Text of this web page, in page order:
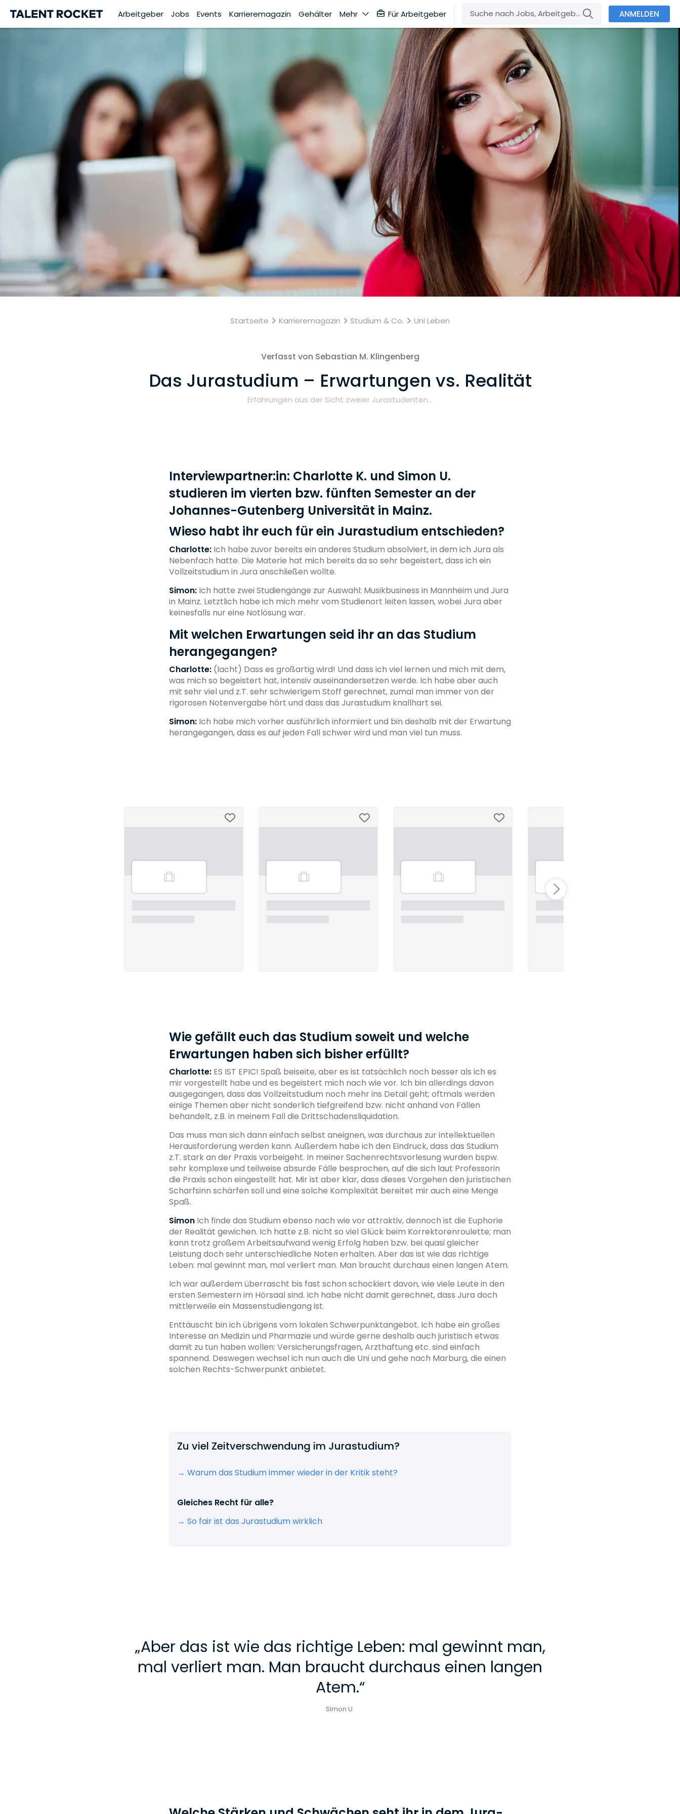
Arbeitgeber Jobs Events Karrieremagazin Gehälter Mehr Für Arbeitgeber ANMELDEN
Startseite Karrieremagazin Studium & Co. Uni Leben
Verfasst von Sebastian M. Klingenberg
Das Jurastudium – Erwartungen vs. Realität
Erfahrungen aus der Sicht zweier Jurastudenten...
Interviewpartner:in: Charlotte K. und Simon U.
studieren im vierten bzw. fünften Semester an der
Johannes-Gutenberg Universität in Mainz.
Wieso habt ihr euch für ein Jurastudium entschieden?
Charlotte:Ich habe zuvor bereits ein anderes Studium absolviert, in dem ich Jura als
Nebenfach hatte. Die Materie hat mich bereits da so sehr begeistert, dass ich ein
Vollzeitstudium in Jura anschließen wollte.
Simon:Ich hatte zwei Studiengänge zur Auswahl: Musikbusiness in Mannheim und Jura
in Mainz. Letztlich habe ich mich mehr vom Studienort leiten lassen, wobei Jura aber
keinesfalls nur eine Notlösung war.
Mit welchen Erwartungen seid ihr an das Studium
herangegangen?
Charlotte:(lacht) Dass es großartig wird! Und dass ich viel lernen und mich mit dem,
was mich so begeistert hat, intensiv auseinandersetzen werde. Ich habe aber auch
mit sehr viel und z.T. sehr schwierigem Stoff gerechnet, zumal man immer von der
rigorosen Notenvergabe hört und dass das Jurastudium knallhart sei.
Simon:Ich habe mich vorher ausführlich informiert und bin deshalb mit der Erwartung
herangegangen, dass es auf jeden Fall schwer wird und man viel tun muss.
Wie gefällt euch das Studium soweit und welche
Erwartungen haben sich bisher erfüllt?
Charlotte:ES IST EPIC! Spaß beiseite, aber es ist tatsächlich noch besser als ich es
mir vorgestellt habe und es begeistert mich nach wie vor. Ich bin allerdings davon
ausgegangen, dass das Vollzeitstudium noch mehr ins Detail geht; oftmals werden
einige Themen aber nicht sonderlich tiefgreifend bzw. nicht anhand von Fällen
behandelt, z.B. in meinem Fall die Drittschadensliquidation.
Das muss man sich dann einfach selbst aneignen, was durchaus zur intellektuellen
Herausforderung werden kann. Außerdem habe ich den Eindruck, dass das Studium
z.T. stark an der Praxis vorbeigeht. In meiner Sachenrechtsvorlesung wurden bspw.
sehr komplexe und teilweise absurde Fälle besprochen, auf die sich laut Professorin
die Praxis schon eingestellt hat. Mir ist aber klar, dass dieses Vorgehen den juristischen
Scharfsinn schärfen soll und eine solche Komplexität bereitet mir auch eine Menge
Spaß.
Simon Ich finde das Studium ebenso nach wie vor attraktiv, dennoch ist die Euphorie
der Realität gewichen. Ich hatte z.B. nicht so viel Glück beim Korrektorenroulette; man
kann trotz großem Arbeitsaufwand wenig Erfolg haben bzw. bei quasi gleicher
Leistung doch sehr unterschiedliche Noten erhalten. Aber das ist wie das richtige
Leben: mal gewinnt man, mal verliert man. Man braucht durchaus einen langen Atem.
Ich war außerdem überrascht bis fast schon schockiert davon, wie viele Leute in den
ersten Semestern im Hörsaal sind. Ich habe nicht damit gerechnet, dass Jura doch
mittlerweile ein Massenstudiengang ist.
Enttäuscht bin ich übrigens vom lokalen Schwerpunktangebot. Ich habe ein großes
Interesse an Medizin und Pharmazie und würde gerne deshalb auch juristisch etwas
damit zu tun haben wollen: Versicherungsfragen, Arzthaftung etc. sind einfach
spannend. Deswegen wechsel ich nun auch die Uni und gehe nach Marburg, die einen
solchen Rechts-Schwerpunkt anbietet.
Zu viel Zeitverschwendung im Jurastudium?
→ Warum das Studium immer wieder in der Kritik steht?
Gleiches Recht für alle?
→ So fair ist das Jurastudium wirklich
„Aber das ist wie das richtige Leben: mal gewinnt man,
mal verliert man. Man braucht durchaus einen langen
Atem.“
Simon U.